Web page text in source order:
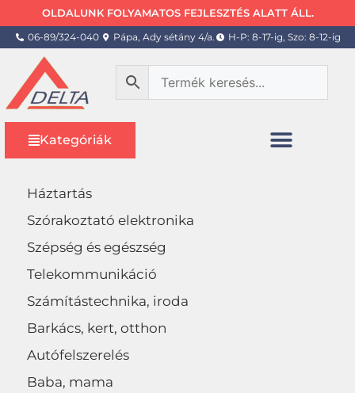
OLDALUNK FOLYAMATOS FEJLESZTÉS ALATT ÁLL.
06-89/324-040 Pápa, Ady sétány 4/a. H-P: 8-17-ig, Szo: 8-12-ig
Kategóriák
Háztartás
Szórakoztató elektronika
Szépség és egészség
Telekommunikáció
Számítástechnika, iroda
Barkács, kert, otthon
Autófelszerelés
Baba, mama